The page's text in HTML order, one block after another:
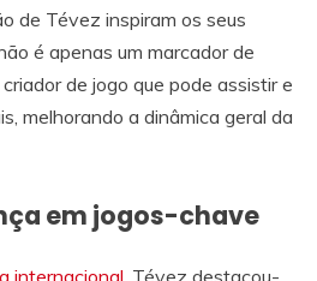
de Tévez inspiram os seus
é apenas um marcador de
de jogo que pode assistir e
melhorando a dinâmica geral da
em jogos-chave